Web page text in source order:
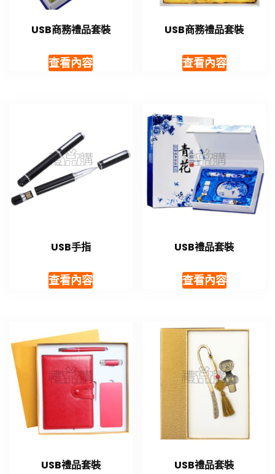
USB商務禮品套裝
查看內容
USB商務禮品套裝
查看內容
USB手指
查看內容
USB禮品套裝
查看內容
USB禮品套裝 USB禮品套裝